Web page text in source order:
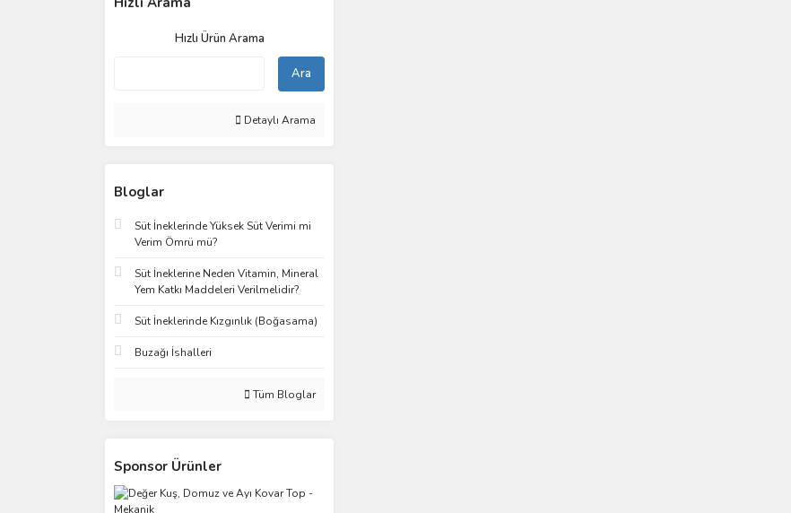
Hızlı Ürün Arama
Ara
Detaylı Arama
Bloglar
Süt İneklerinde Yüksek Süt Verimi mi
Verim Ömrü mü?
Süt İneklerine Neden Vitamin, Mineral
Yem Katkı Maddeleri Verilmelidir?
Süt İneklerinde Kızgınlık (Boğasama)
Buzağı İshalleri
Tüm Bloglar
Sponsor Ürünler